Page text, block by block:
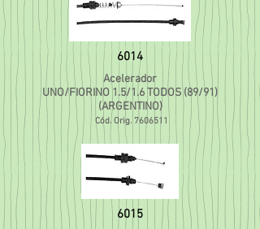
6014
Acelerador
UNO/FIORINO 1.5/1.6 TODOS (89/91)
(ARGENTINO)
Cód. Orig. 7606511
6015